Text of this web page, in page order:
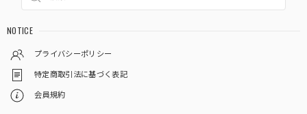
NOTICE
プライバシーポリシー
特定商取引法に基づく表記
会員規約